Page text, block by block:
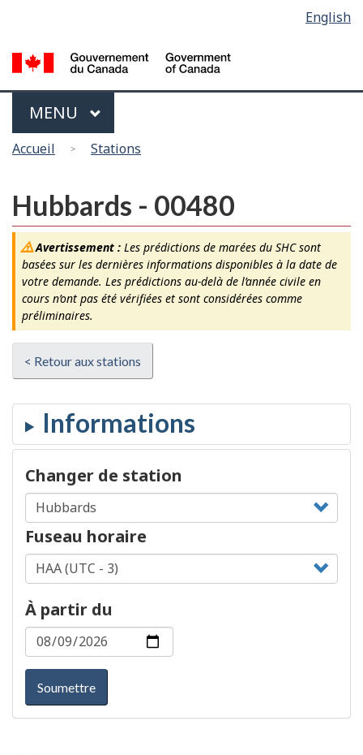
main
content
la
version
HTML
la
langue
English
Menu
MAIN
MENU
Vous
ici
Accueil Stations
Hubbards - 00480
Avertissement :Les prédictions de marées du SHC sont
basées sur les dernières informations disponibles à la date de
votre demande. Les prédictions au-delà de l’année civile en
cours n’ont pas été vérifiées et sont considérées comme
préliminaires.
< Retour aux stations
Changer de station
Fuseau horaire
À partir du
Soumettre